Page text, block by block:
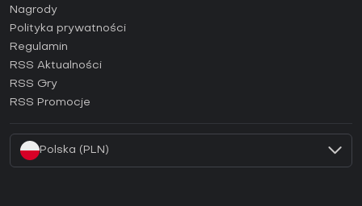
Jak aktywować klucz Steam (CD Key)?
Jak aktywować klucz Epic Games (CD Key)?
Jak aktywować klucz GOG (CD Key)?
Jak aktywować klucz Ubisoft Connect (CD Key)?
Jak aktywować klucz EA App (CD Key)?
Nagrody
Polityka prywatności
Regulamin
RSS Aktualności
RSS Gry
RSS Promocje
Polska (PLN)